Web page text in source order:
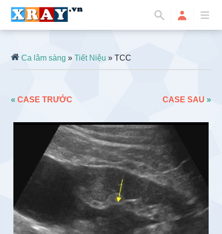
Ca lâm sàng »Tiết Niệu » TCC
«CASE TRƯỚC CASE SAU »